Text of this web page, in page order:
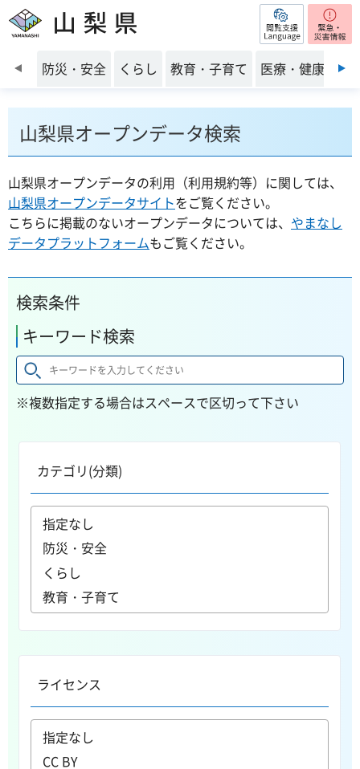
山梨県 閲覧支援
前のスライドを表示
防災・安全 くらし 教育・子育て 医療・健康・福
山梨県オープンデータ検索
山梨県オープンデータの利用（利用規約等）に関しては、
山梨県オープンデータサイトをご覧ください。
こちらに掲載のないオープンデータについては、 やまなし
データプラットフォームもご覧ください。
検索条件
キーワード検索
※複数指定する場合はスペースで区切って下さい
カテゴリ(分類)
ライセンス